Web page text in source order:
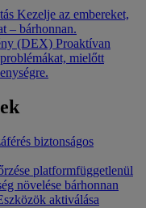
Kezelje az embereket,
– bárhonnan.
(DEX) Proaktívan
mielőtt
biztonságos
platformfüggetlenül
növelése bárhonnan
aktiválása